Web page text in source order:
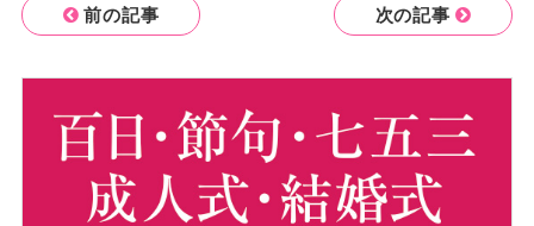
前の記事 次の記事